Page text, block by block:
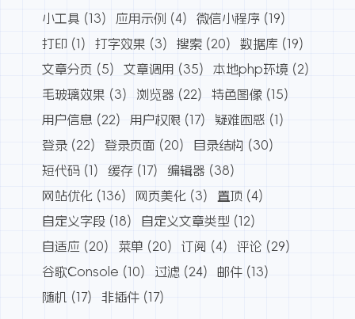
小工具 (13) 应用示例 (4) 微信小程序 (19)
打印 (1) 打字效果 (3) 搜索 (20) 数据库 (19)
文章分页 (5) 文章调用 (35) 本地php环境 (2)
毛玻璃效果 (3) 浏览器 (22) 特色图像 (15)
用户信息 (22) 用户权限 (17) 疑难困惑 (1)
登录 (22) 登录页面 (20) 目录结构 (30)
短代码 (1) 缓存 (17) 编辑器 (38)
网站优化 (136) 网页美化 (3) 置顶 (4)
自定义字段 (18) 自定义文章类型 (12)
自适应 (20) 菜单 (20) 订阅 (4) 评论 (29)
谷歌Console (10) 过滤 (24) 邮件 (13)
随机 (17) 非插件 (17)